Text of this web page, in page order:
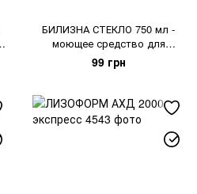
БИЛИЗНА СТЕКЛО 750 мл -
моющее средство для
стеклянных и зеркальных
поверхностей
99 грн